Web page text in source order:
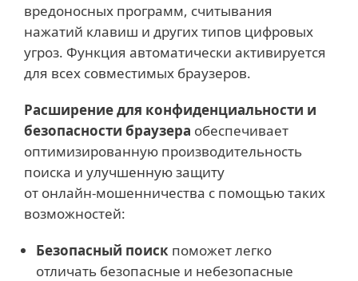
вредоносных программ, считывания
нажатий клавиш и других типов цифровых
угроз. Функция автоматически активируется
для всех совместимых браузеров.
Расширение для конфиденциальности и
безопасности браузера обеспечивает
оптимизированную производительность
поиска и улучшенную защиту
от онлайн-мошенничества с помощью таких
возможностей:
Безопасный поиск поможет легко
отличать безопасные и небезопасные